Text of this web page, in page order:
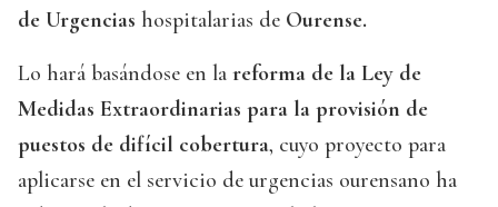
de Urgencias hospitalarias de Ourense.
Lo hará basándose en la reforma de la Ley de
Medidas Extraordinarias para la provisión de
puestos de difícil cobertura, cuyo proyecto para
aplicarse en el servicio de urgencias ourensano ha